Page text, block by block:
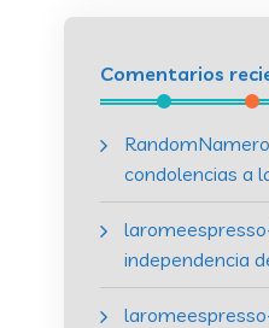
Comentarios
condolencias a
independencia